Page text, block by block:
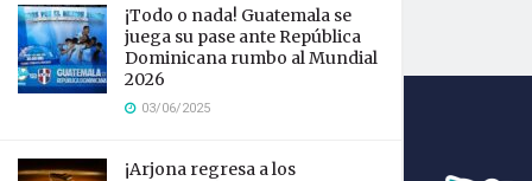
¡Todo o nada! Guatemala se
juega su pase ante República
Dominicana rumbo al Mundial
2026
03/06/2025
¡Arjona regresa a los